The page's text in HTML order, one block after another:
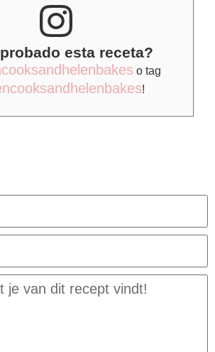
esta receta?
o tag
!